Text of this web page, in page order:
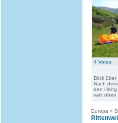
4 Votes
Blick über
Nach
den Hang
weit oben
Europa »